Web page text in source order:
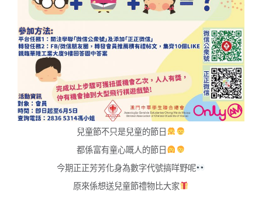
兒童節不只是兒童的節日
都係富有童心嘅人的節日
今期正正芳芳化身為數字代號搞咩野呢
原來係想送兒童節禮物比大家